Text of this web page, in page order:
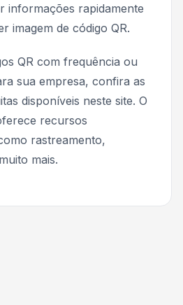
informações rapidamente
imagem de código QR.
QR com frequência ou
sua empresa, confira as
disponíveis neste site. O
recursos
rastreamento,
mais.